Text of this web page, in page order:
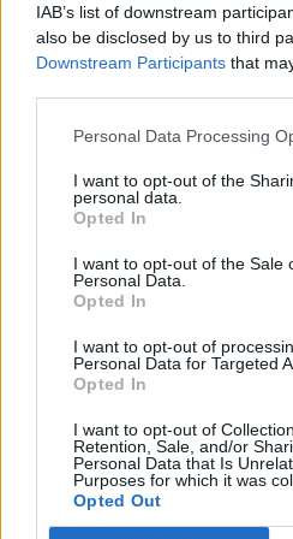
IAB’s list of downstream
also be disclosed by us to third
Downstream Participants that
Personal Data Processing
I want to opt-out of the
personal data.
Opted In
I want to opt-out of the Sale
Personal Data.
Opted In
I want to opt-out of
Personal Data for Targeted
Opted In
I want to opt-out of
Retention, Sale, and/or
Personal Data that Is
Purposes for which it was
Opted Out
Kozorožci sú plne nasadení
všetko čo je v ich silách aby
dostali najviac peňazí zo
pochvália. Chamtivosť ich
Levi pôsobia ako najviac
všetkom čo robia a tak si
Levi sú arogantné a preto
nebudú
Býk +
Býci sa môžu definovať aj
len tie veci, ktoré im